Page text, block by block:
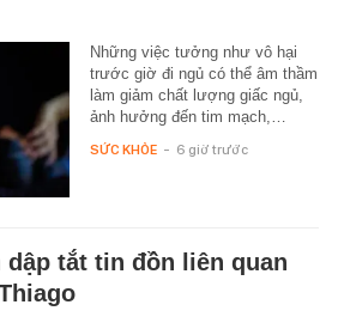
Những việc tưởng như vô hại
trước giờ đi ngủ có thể âm thầm
làm giảm chất lượng giấc ngủ,
ảnh hưởng đến tim mạch,…
SỨC KHỎE - 6 giờ trước
dập tắt tin đồn liên quan